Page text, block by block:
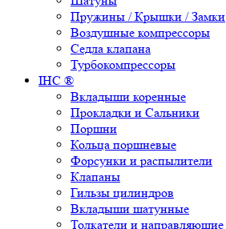
Пружины / Крышки / Замки
Воздушные компрессоры
Седла клапана
Турбокомпрессоры
IHC ®
Вкладыши коренные
Прокладки и Сальники
Поршни
Кольца поршневые
Форсунки и распылители
Клапаны
Гильзы цилиндров
Вкладыши шатунные
Толкатели и направляющие